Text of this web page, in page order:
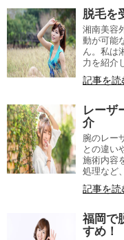
脱毛を
湘南美容
動が可能
ん。私は
力を紹介
記事を読
レーザ
介
腕のレー
との違い
施術内容
処理など
記事を読
福岡で
すめ！